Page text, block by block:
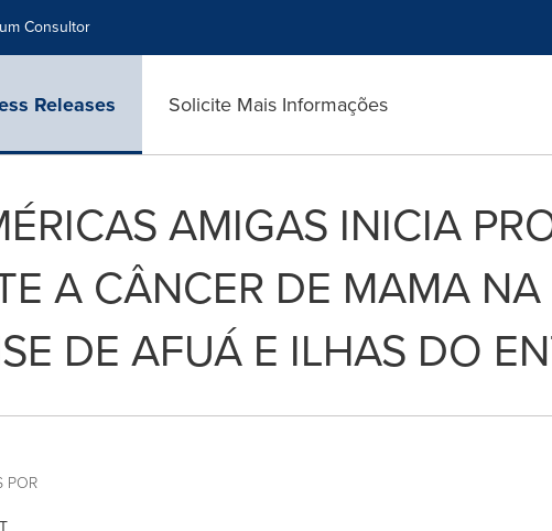
Consultor
Releases Solicite Mais Informações
AMIGAS INICIA
A CÂNCER DE MAMA
DE AFUÁ E ILHAS DO
POR